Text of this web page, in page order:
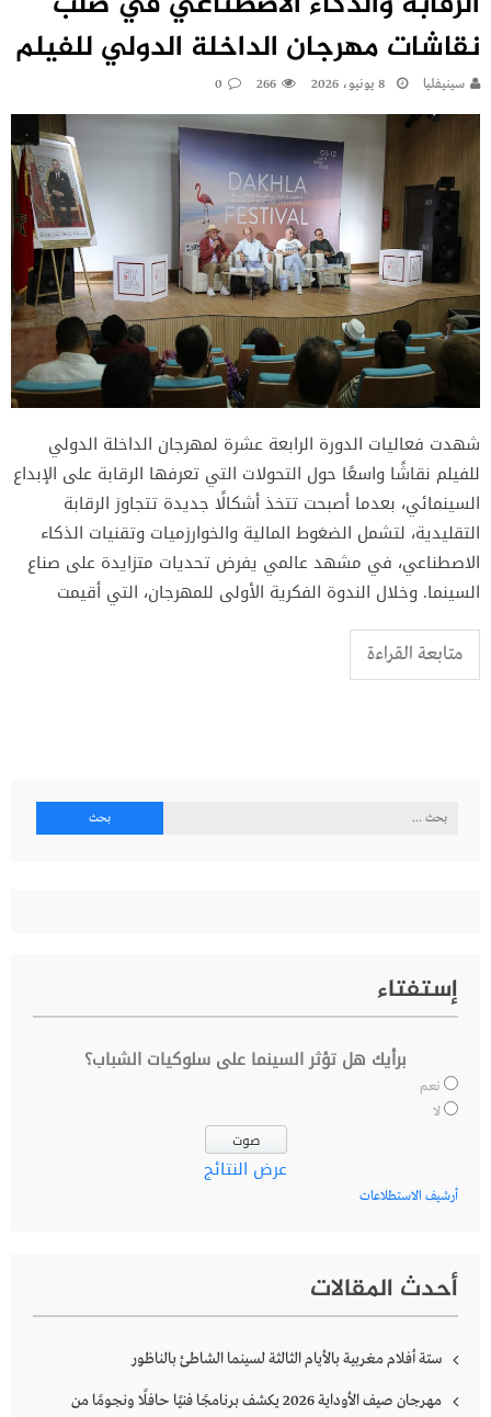
نقاشات مهرجان الداخلة الدولي للفيلم
سينيفليا 8 يونيو، 2026 266
0
شهدت فعاليات الدورة الرابعة عشرة لمهرجان الداخلة الدولي
للفيلم نقاشًا واسعًا حول التحولات التي تعرفها الرقابة على الإبداع
السينمائي، بعدما أصبحت تتخذ أشكالًا جديدة تتجاوز الرقابة
التقليدية، لتشمل الضغوط المالية والخوارزميات وتقنيات الذكاء
الاصطناعي، في مشهد عالمي يفرض تحديات متزايدة على صناع
السينما. وخلال الندوة الفكرية الأولى للمهرجان، التي أقيمت
متابعة القراءة
البحث
إستفتاء
برأيك هل تؤثر السينما على سلوكيات الشباب؟
نعم
لا
عرض النتائج
أرشيف الاستطلاعات
أحدث المقالات
ستة أفلام مغربية بالأيام الثالثة لسينما الشاطئ بالناظور
مهرجان صيف الأوداية 2026 يكشف برنامجًا فنيًا حافلًا ونجومًا من